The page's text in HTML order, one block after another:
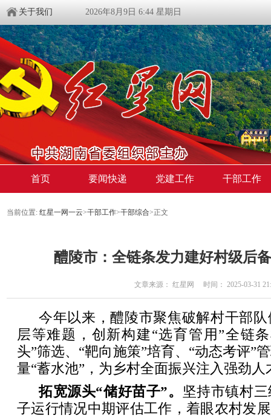
关于我们 2026年8月9日 6:44 星期日
首页 要闻快递 党建工作 干部工作
当前位置: 红星一网一云>干部工作>干部综合>正文
醴陵市：全链条发力建好村级后
文章来源： 红星网 时间： 2025-03-31
今年以来，醴陵市聚焦破解村干部
层等难题，创新构建“选育管用”全链
头”筛选、“靶向施策”培育、“动态考评”
量“蓄水池”，为乡村全面振兴注入强劲人
拓宽源头“储好苗子”。 坚持市镇村
子运行情况中期评估工作，着眼农村发